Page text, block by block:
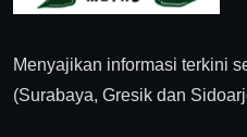
Menyajikan informasi terkini
(Surabaya, Gresik dan